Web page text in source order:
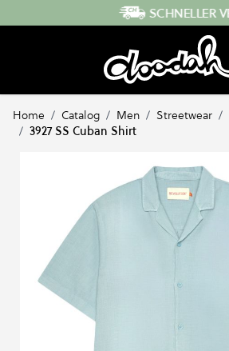
SCHNELLER VERSAND
Home / Catalog / Men / Streetwear /
/ 3927 SS Cuban Shirt